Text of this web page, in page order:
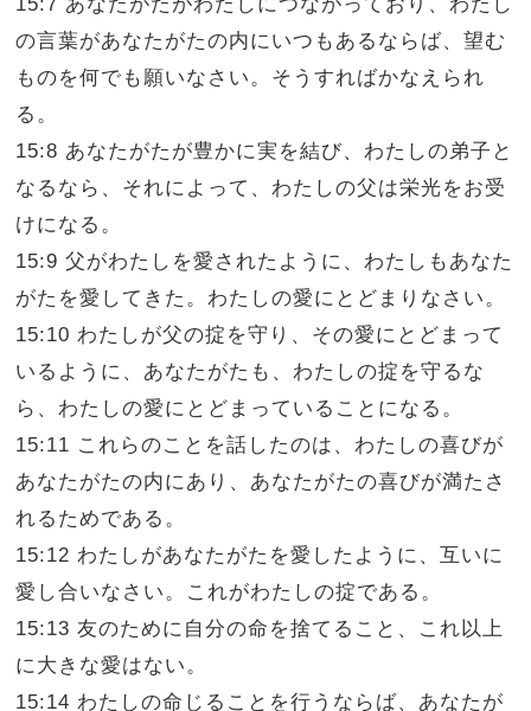
の言葉があなたがたの内にいつもあるならば、望む
ものを何でも願いなさい。そうすればかなえられ
る。
15:8 あなたがたが豊かに実を結び、わたしの弟子と
なるなら、それによって、わたしの父は栄光をお受
けになる。
15:9 父がわたしを愛されたように、わたしもあなた
がたを愛してきた。わたしの愛にとどまりなさい。
15:10 わたしが父の掟を守り、その愛にとどまって
いるように、あなたがたも、わたしの掟を守るな
ら、わたしの愛にとどまっていることになる。
15:11 これらのことを話したのは、わたしの喜びが
あなたがたの内にあり、あなたがたの喜びが満たさ
れるためである。
15:12 わたしがあなたがたを愛したように、互いに
愛し合いなさい。これがわたしの掟である。
15:13 友のために自分の命を捨てること、これ以上
に大きな愛はない。
15:14 わたしの命じることを行うならば、あなたが